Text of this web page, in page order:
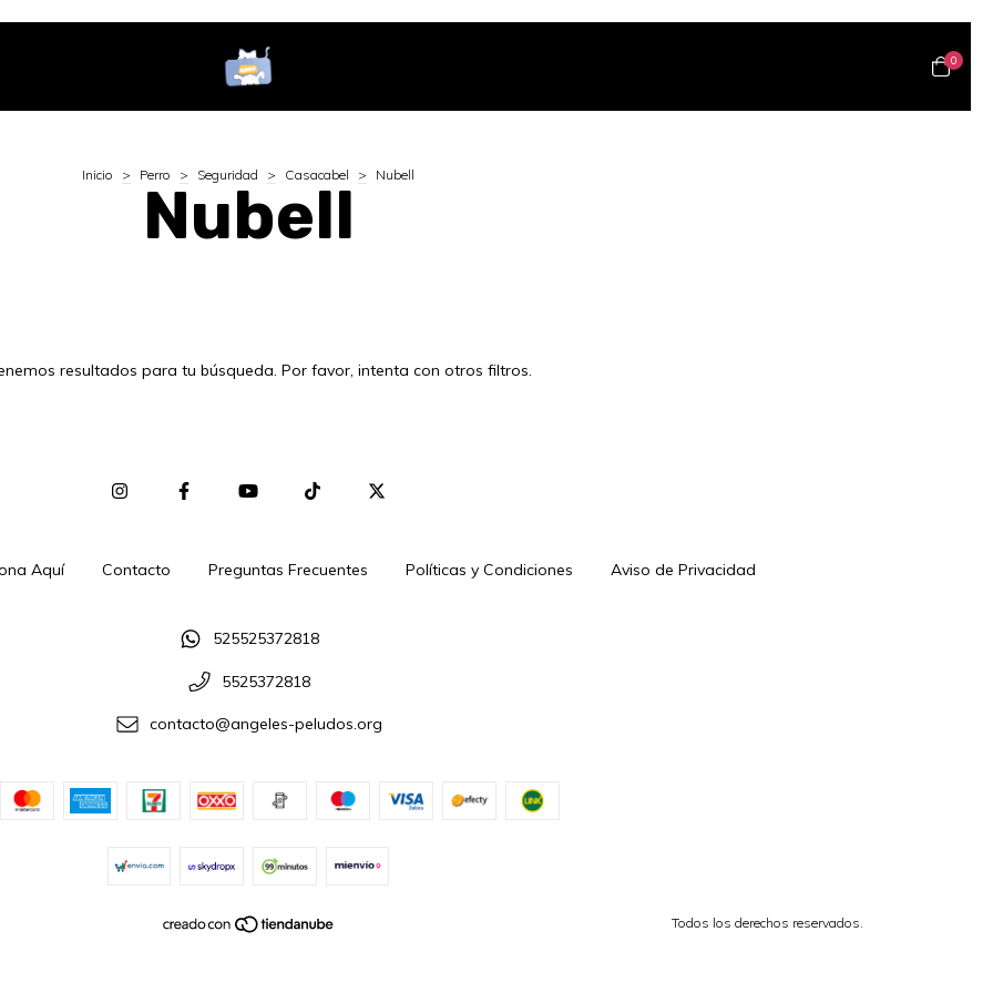
0
Inicio > Perro > Seguridad > Casacabel > Nubell
Nubell
resultados para tu búsqueda. Por favor, intenta con otros filtros.
Aquí Contacto Preguntas Frecuentes Políticas y Condiciones Aviso de Privacidad
525525372818
5525372818
contacto@angeles-peludos.org
Todos los derechos reservados.